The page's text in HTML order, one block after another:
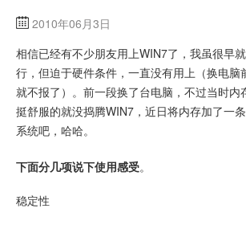
归档
链接
关于
2010年06月3日
相信已经有不少朋友用上WIN7了，我虽很早
行，但迫于硬件条件，一直没有用上（换电脑
就不报了）。前一段换了台电脑，不过当时内
挺舒服的就没捣腾WIN7，近日将内存加了一
系统吧，哈哈。
下面分几项说下使用感受。
稳定性